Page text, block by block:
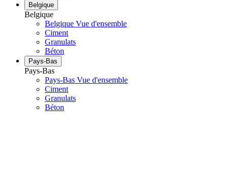
Belgique
Belgique
Belgique Vue d'ensemble
Ciment
Granulats
Béton
Pays-Bas
Pays-Bas
Pays-Bas Vue d'ensemble
Ciment
Granulats
Béton